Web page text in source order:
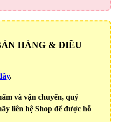
HÀNG & ĐIỀU
.
và vận chuyển, quý
liên hệ Shop để được hỗ